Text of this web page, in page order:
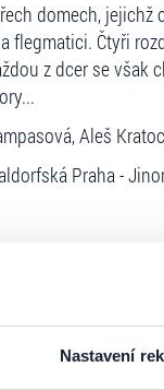
Nastavení
domech,
flegmatici. Čtyři
z dcer se
Aleš
Praha -